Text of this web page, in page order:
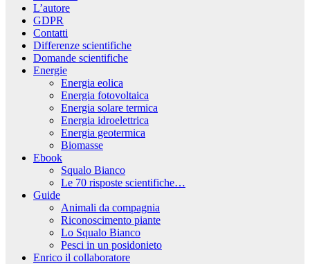
L’autore
GDPR
Contatti
Differenze scientifiche
Domande scientifiche
Energie
Energia eolica
Energia fotovoltaica
Energia solare termica
Energia idroelettrica
Energia geotermica
Biomasse
Ebook
Squalo Bianco
Le 70 risposte scientifiche…
Guide
Animali da compagnia
Riconoscimento piante
Lo Squalo Bianco
Pesci in un posidonieto
Enrico il collaboratore